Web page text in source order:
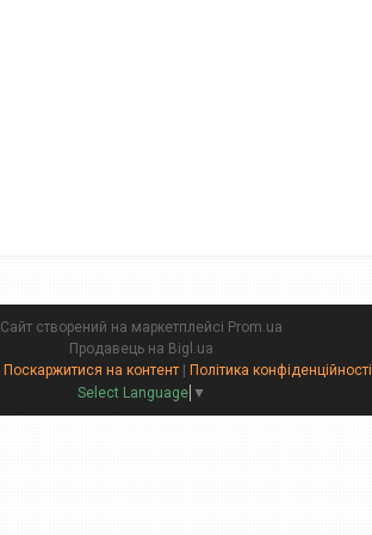
Сайт створений на маркетплейсі Prom.ua
Продавець на Bigl.ua
Поскаржитися на контент
Політика конфіденційності
Select Language ▼